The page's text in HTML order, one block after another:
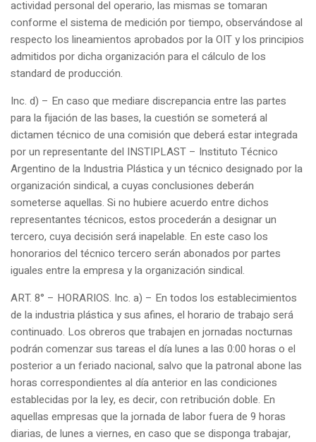
actividad personal del operario, las mismas se tomaran
conforme el sistema de medición por tiempo, observándose al
respecto los lineamientos aprobados por la OIT y los principios
admitidos por dicha organización para el cálculo de los
standard de producción.
Inc. d) – En caso que mediare discrepancia entre las partes
para la fijación de las bases, la cuestión se someterá al
dictamen técnico de una comisión que deberá estar integrada
por un representante del INSTIPLAST – Instituto Técnico
Argentino de la Industria Plástica y un técnico designado por la
organización sindical, a cuyas conclusiones deberán
someterse aquellas. Si no hubiere acuerdo entre dichos
representantes técnicos, estos procederán a designar un
tercero, cuya decisión será inapelable. En este caso los
honorarios del técnico tercero serán abonados por partes
iguales entre la empresa y la organización sindical.
ART. 8° – HORARIOS. Inc. a) – En todos los establecimientos
de la industria plástica y sus afines, el horario de trabajo será
continuado. Los obreros que trabajen en jornadas nocturnas
podrán comenzar sus tareas el día lunes a las 0:00 horas o el
posterior a un feriado nacional, salvo que la patronal abone las
horas correspondientes al día anterior en las condiciones
establecidas por la ley, es decir, con retribución doble. En
aquellas empresas que la jornada de labor fuera de 9 horas
diarias, de lunes a viernes, en caso que se disponga trabajar,